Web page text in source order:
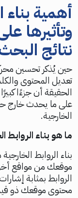
أهمية بناء
وتأثيرها
نتائج
حين يُذكر تحسين
تعديل المحتوى
على ما يحدث خارج
الخارجية.
ما هو بناء الروابط
بناء الروابط
موقعك من مواقع
الروابط بمثابة
محتوى موقعك ذو